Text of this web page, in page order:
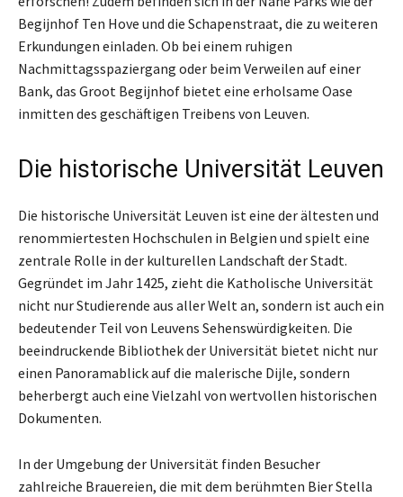
Begijnhof Ten Hove und die Schapenstraat, die zu weiteren
Erkundungen einladen. Ob bei einem ruhigen
Nachmittagsspaziergang oder beim Verweilen auf einer
Bank, das Groot Begijnhof bietet eine erholsame Oase
inmitten des geschäftigen Treibens von Leuven.
Die historische Universität Leuven
Die historische Universität Leuven ist eine der ältesten und
renommiertesten Hochschulen in Belgien und spielt eine
zentrale Rolle in der kulturellen Landschaft der Stadt.
Gegründet im Jahr 1425, zieht die Katholische Universität
nicht nur Studierende aus aller Welt an, sondern ist auch ein
bedeutender Teil von Leuvens Sehenswürdigkeiten. Die
beeindruckende Bibliothek der Universität bietet nicht nur
einen Panoramablick auf die malerische Dijle, sondern
beherbergt auch eine Vielzahl von wertvollen historischen
Dokumenten.
In der Umgebung der Universität finden Besucher
zahlreiche Brauereien, die mit dem berühmten Bier Stella